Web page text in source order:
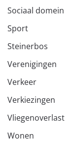
Sociaal domein
Sport
Steinerbos
Verenigingen
Verkeer
Verkiezingen
Vliegenoverlast
Wonen